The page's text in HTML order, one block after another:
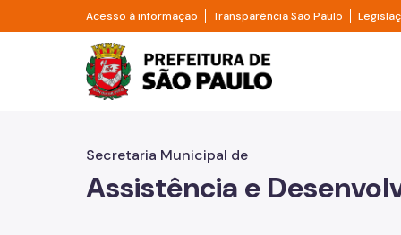
Pular para o Conteúdo principal
Acesso à informação Divisor de acesso à informação
Transparência São Paulo Divisor
Prefeitura de São
Secretaria Municipal de
Assistência e